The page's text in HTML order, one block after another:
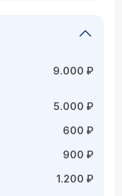
9.000 ₽
5.000 ₽
600 ₽
900 ₽
1.200 ₽